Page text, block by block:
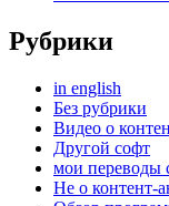
Рубрики
in english
Без рубрики
Видео о
Другой софт
мои переводы
Не о контент-